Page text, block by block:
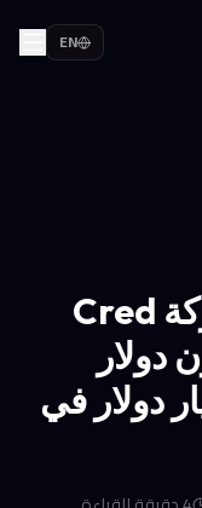
EN
استثمارات ضخمة: شركة Cred
900 مليون دولار
دولار في